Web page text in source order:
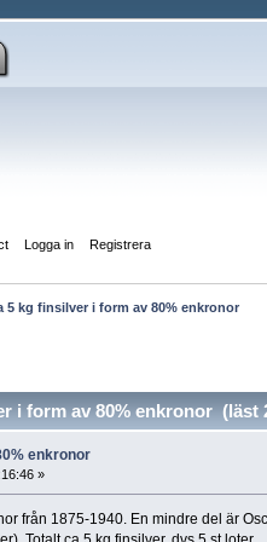
Logga in Registrera
5 kg finsilver i form av 80% enkronor
i form av 80% enkronor (läst
enkronor
»
från 1875-1940. En mindre del är